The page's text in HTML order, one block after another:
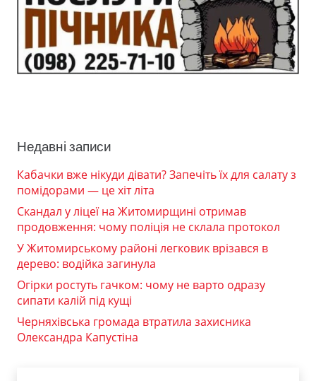
Недавні записи
Кабачки вже нікуди дівати? Запечіть їх для салату з
помідорами — це хіт літа
Скандал у ліцеї на Житомирщині отримав
продовження: чому поліція не склала протокол
У Житомирському районі легковик врізався в
дерево: водійка загинула
Огірки ростуть гачком: чому не варто одразу
сипати калій під кущі
Черняхівська громада втратила захисника
Олександра Капустіна